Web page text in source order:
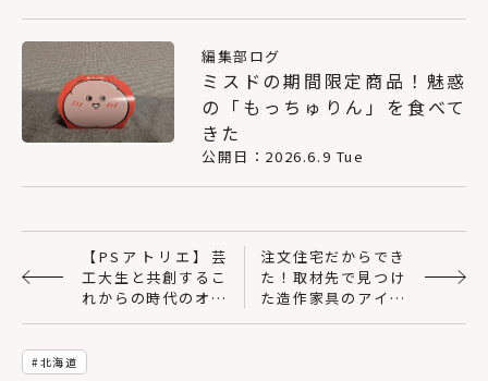
編集部ログ
ミスドの期間限定商品！魅惑
の「もっちゅりん」を食べて
きた
公開日：2026.6.9 Tue
【PSアトリエ】芸
工大生と共創するこ
れからの時代のオフ
ィス
注文住宅だからでき
た！取材先で見つけ
た造作家具のアイデ
ア13選
北海道